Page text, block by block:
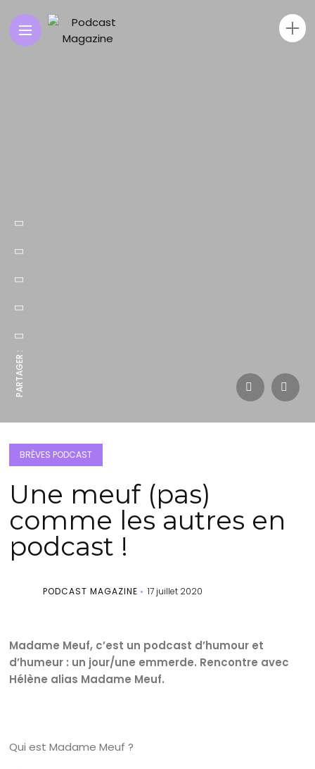
PARTAGER :
BRÈVES PODCAST
Une meuf (pas)
comme les autres en
podcast !
PODCAST MAGAZINE 17 juillet 2020
Madame Meuf, c’est un podcast d’humour et
d’humeur : un jour/une emmerde. Rencontre avec
Hélène alias Madame Meuf.
Qui est Madame Meuf ?